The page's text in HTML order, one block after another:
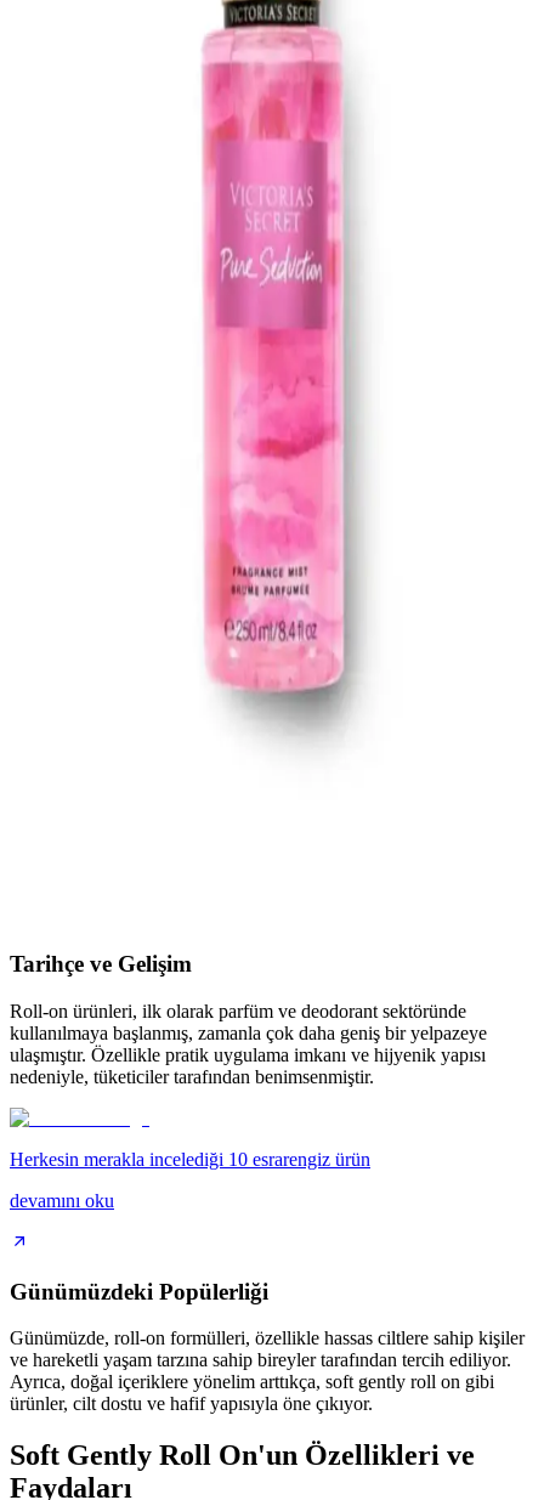
Alman Kozmetik Markalarıyla Güvenilir ve Doğal
Saç Bakımı Ürünleri Rehberi
Alman kozmetik markaları, yüksek kalite ve doğal içeriklerle saç
bakımında güvenilir seçenekler sunar. Dermatolojik testler ve
organik içeriklerle saç sağlığını koruyan ürünleri öğrenin.
Lancome Juicy Tubes Nemlendirici Lip Gloss
İncelemesi ve Kullanıcı Deneyimleri
Lancome Juicy Tubes, 20 yılı aşkın süredir popüler olan, parlaklık
katan nemlendirici lip gloss ürünüdür. Kullanımı kolay ve taşınabilir
Espoir Dewlike Jello Glowrizer ve So Natural All
Day Fixx Mist Ürün İncelemesi ve Tasarruf
Espoir Dewlike Jello Glowrizer ve So Natural All Day Tight Make
Up Setting Fixx Mist, makyajda cam cilt efekti ve uzun süre kalıcılık
sunar. Ürünlerin özellikleri, kullanım önerileri ve bütçe dostu satın
alma yöntemleri detaylıca incelenmiştir.
Combinal Kirpik Lifting Solüsyonu: Doğal ve Uzun
Süreli Kirpik Kaldırma Çözümü
Combinal Kirpik Lifting Solüsyonu, doğal yapıya zarar vermeden
uzun süre kalıcı etkiler sağlayan güvenilir bir kozmetik ürünüdür.
Gözleri belirginleştirir ve ifadeyi güçlendirir.
Tarihçe ve Gelişim
Roll-on ürünleri, ilk olarak parfüm ve deodorant sektöründe
kullanılmaya başlanmış, zamanla çok daha geniş bir yelpazeye
ulaşmıştır. Özellikle pratik uygulama imkanı ve hijyenik yapısı
nedeniyle, tüketiciler tarafından benimsenmiştir.
Herkesin merakla incelediği 10 esrarengiz ürün
devamını oku
Günümüzdeki Popülerliği
Günümüzde, roll-on formülleri, özellikle hassas ciltlere sahip kişiler
ve hareketli yaşam tarzına sahip bireyler tarafından tercih ediliyor.
Ayrıca, doğal içeriklere yönelim arttıkça, soft gently roll on gibi
ürünler, cilt dostu ve hafif yapısıyla öne çıkıyor.
Soft Gently Roll On'un Özellikleri ve
Faydaları